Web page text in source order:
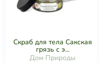
Скраб для тела Сакская
грязь с э...
Дом Природы